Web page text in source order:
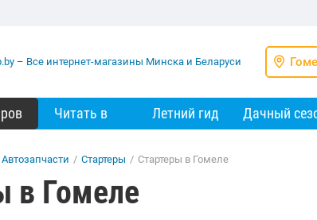
Читать в Летний гид Дачный
Автозапчасти / Стартеры / Стартеры в Гомеле
в Гомеле